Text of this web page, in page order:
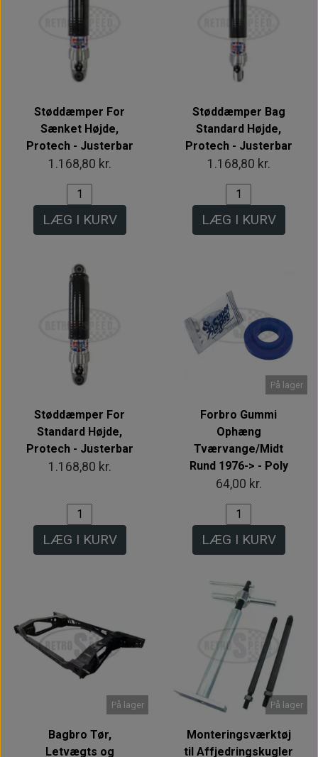
Støddæmper For
Sænket Højde,
Protech - Justerbar
1.168,80 kr.
LÆG I KURV
Støddæmper Bag
Standard Højde,
Protech - Justerbar
1.168,80 kr.
LÆG I KURV
Støddæmper For
Standard Højde,
Protech - Justerbar
1.168,80 kr.
LÆG I KURV
På lager
Forbro Gummi
Ophæng
Tværvange/Midt
Rund 1976-> - Poly
64,00 kr.
LÆG I KURV
På lager
Bagbro Tør,
Letvægts og
På lager
Monteringsværktøj
til Affjedringskugler